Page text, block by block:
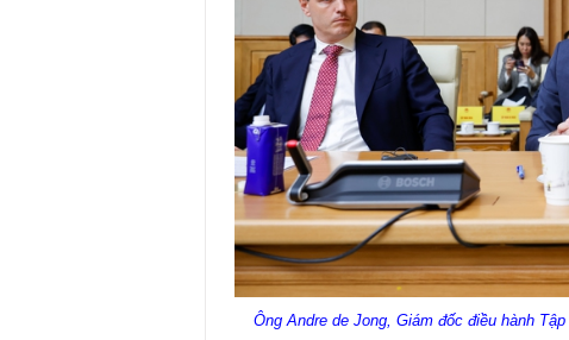
Ông Andre de Jong, Giám đốc điều hành